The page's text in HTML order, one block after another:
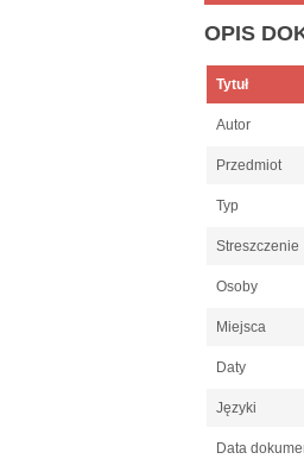
OPIS
Tytuł
Autor
Przedmiot
Typ
Streszczenie
Osoby
Miejsca
Daty
Języki
Data